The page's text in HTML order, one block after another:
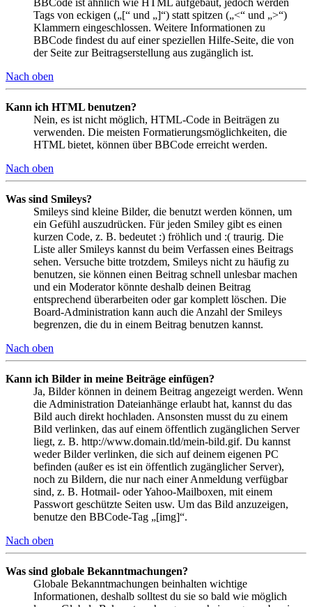
Tags von eckigen („[“ und „]“) statt spitzen („<“ und „>“)
Klammern eingeschlossen. Weitere Informationen zu
BBCode findest du auf einer speziellen Hilfe-Seite, die von
der Seite zur Beitragserstellung aus zugänglich ist.
Nach oben
Kann ich HTML benutzen?
Nein, es ist nicht möglich, HTML-Code in Beiträgen zu
verwenden. Die meisten Formatierungsmöglichkeiten, die
HTML bietet, können über BBCode erreicht werden.
Nach oben
Was sind Smileys?
Smileys sind kleine Bilder, die benutzt werden können, um
ein Gefühl auszudrücken. Für jeden Smiley gibt es einen
kurzen Code, z. B. bedeutet :) fröhlich und :( traurig. Die
Liste aller Smileys kannst du beim Verfassen eines Beitrags
sehen. Versuche bitte trotzdem, Smileys nicht zu häufig zu
benutzen, sie können einen Beitrag schnell unlesbar machen
und ein Moderator könnte deshalb deinen Beitrag
entsprechend überarbeiten oder gar komplett löschen. Die
Board-Administration kann auch die Anzahl der Smileys
begrenzen, die du in einem Beitrag benutzen kannst.
Nach oben
Kann ich Bilder in meine Beiträge einfügen?
Ja, Bilder können in deinem Beitrag angezeigt werden. Wenn
die Administration Dateianhänge erlaubt hat, kannst du das
Bild auch direkt hochladen. Ansonsten musst du zu einem
Bild verlinken, das auf einem öffentlich zugänglichen Server
liegt, z. B. http://www.domain.tld/mein-bild.gif. Du kannst
weder Bilder verlinken, die sich auf deinem eigenen PC
befinden (außer es ist ein öffentlich zugänglicher Server),
noch zu Bildern, die nur nach einer Anmeldung verfügbar
sind, z. B. Hotmail- oder Yahoo-Mailboxen, mit einem
Passwort geschützte Seiten usw. Um das Bild anzuzeigen,
benutze den BBCode-Tag „[img]“.
Nach oben
Was sind globale Bekanntmachungen?
Globale Bekanntmachungen beinhalten wichtige
Informationen, deshalb solltest du sie so bald wie möglich